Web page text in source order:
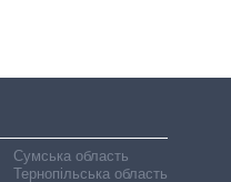
Сумська область
Тернопільська область